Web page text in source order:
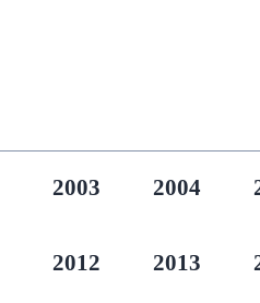
2003 2004
2012 2013